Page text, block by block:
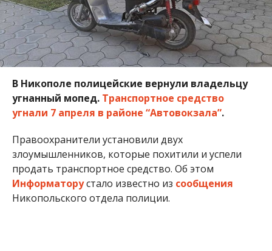
В Никополе полицейские вернули владельцу
угнанный мопед. Транспортное средство
угнали 7 апреля в районе “Автовокзала”.
Правоохранители установили двух
злоумышленников, которые похитили и успели
продать транспортное средство. Об этом
Информаторустало известно из сообщения
Никопольского отдела полиции.